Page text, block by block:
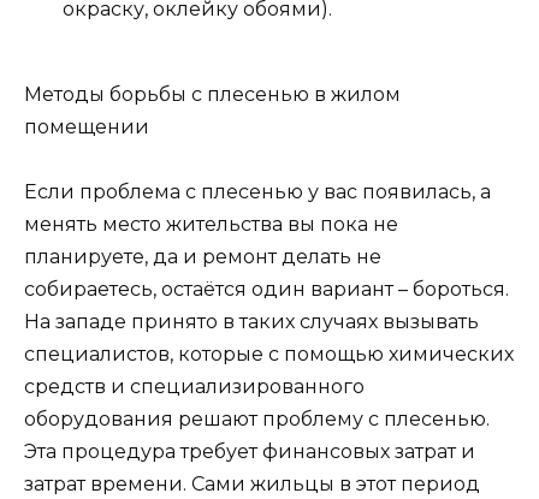
окраску, оклейку обоями).
Методы борьбы с плесенью в жилом
помещении
Если проблема с плесенью у вас появилась, а
менять место жительства вы пока не
планируете, да и ремонт делать не
собираетесь, остаётся один вариант – бороться.
На западе принято в таких случаях вызывать
специалистов, которые с помощью химических
средств и специализированного
оборудования решают проблему с плесенью.
Эта процедура требует финансовых затрат и
затрат времени. Сами жильцы в этот период